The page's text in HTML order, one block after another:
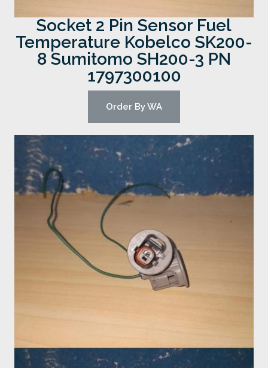
Socket 2 Pin Sensor Fuel
Temperature Kobelco SK200-
8 Sumitomo SH200-3 PN
1797300100
Order By WA